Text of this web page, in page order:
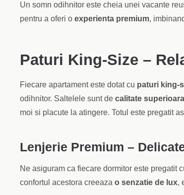
Un somn odihnitor este cheia unei vacante
pentru a oferi o experienta premium,
Paturi King-Size –
Fiecare apartament este dotat cu paturi king-
odihnitor. Saltelele sunt de calitate superioara
moi si placute la atingere. Totul este pregatit
Lenjerie Premium –
Ne asiguram ca fiecare dormitor este pregatit
confortul acestora creeaza o senzatie de lux,